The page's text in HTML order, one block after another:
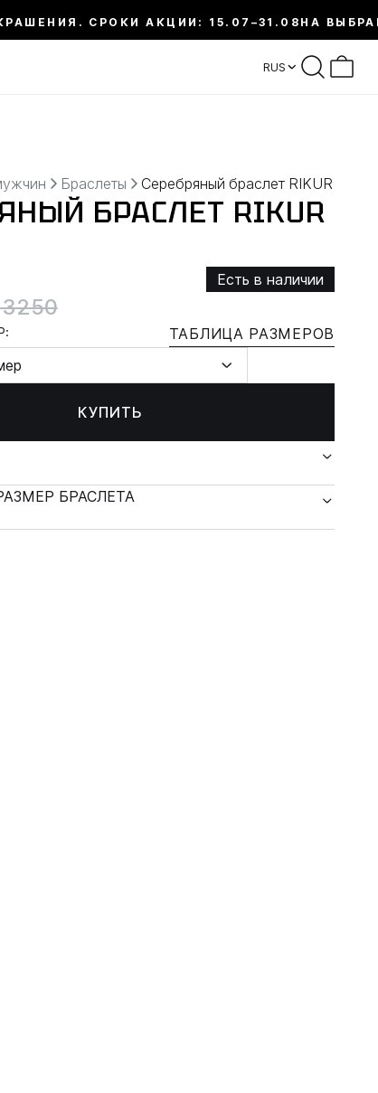
СРОКИ АКЦИИ: 15.07–31.08 НА
RUS
Браслеты Серебряный браслет RIKUR
БРАСЛЕТ RIKUR
Есть в наличии
ТАБЛИЦА РАЗМЕРОВ
КУПИТЬ
БРАСЛЕТА